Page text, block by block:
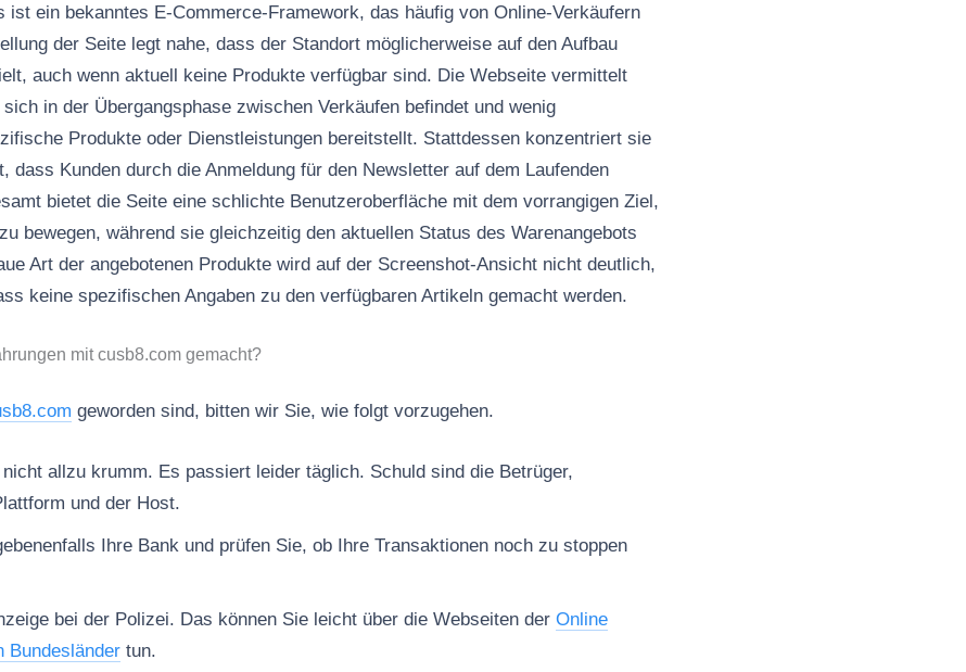
ist ein bekanntes E-Commerce-Framework, das häufig von Online-Verkäufern
der Seite legt nahe, dass der Standort möglicherweise auf den Aufbau
auch wenn aktuell keine Produkte verfügbar sind. Die Webseite vermittelt
in der Übergangsphase zwischen Verkäufen befindet und wenig
Produkte oder Dienstleistungen bereitstellt. Stattdessen konzentriert sie
dass Kunden durch die Anmeldung für den Newsletter auf dem Laufenden
bietet die Seite eine schlichte Benutzeroberfläche mit dem vorrangigen Ziel,
bewegen, während sie gleichzeitig den aktuellen Status des Warenangebots
Art der angebotenen Produkte wird auf der Screenshot-Ansicht nicht deutlich,
keine spezifischen Angaben zu den verfügbaren Artikeln gemacht werden.
mit cusb8.com gemacht?
geworden sind, bitten wir Sie, wie folgt vorzugehen.
allzu krumm. Es passiert leider täglich. Schuld sind die Betrüger,
und der Host.
Ihre Bank und prüfen Sie, ob Ihre Transaktionen noch zu stoppen
bei der Polizei. Das können Sie leicht über die Webseiten der Online
Bundesländer tun.